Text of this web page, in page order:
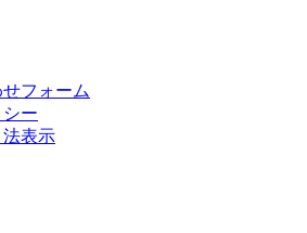
フォーム
ー
表示